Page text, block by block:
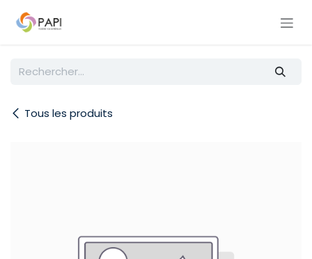
Tous les produits